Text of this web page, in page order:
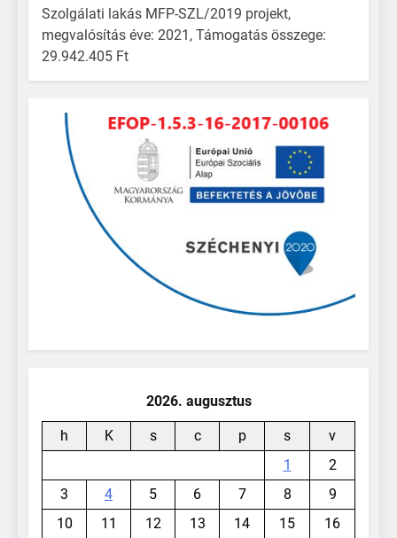
Szolgálati lakás MFP-SZL/2019 projekt,
megvalósítás éve: 2021, Támogatás összege:
29.942.405 Ft
2026. augusztus
h K s c p s
v
1
2
3
4 5 6 7 8
9
10
11 12 13 14 15 16